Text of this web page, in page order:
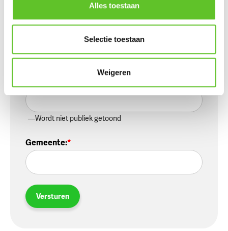
Alles toestaan
Selectie toestaan
Weigeren
Naam:
Wordt niet publiek getoond
Wordt niet publiek getoond
Gemeente:
Versturen